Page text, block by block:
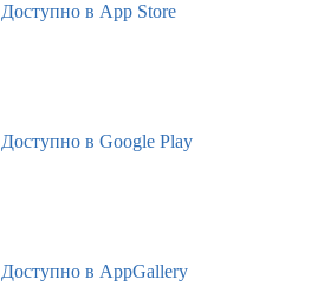
Доступно в App Store
Доступно в Google Play
Доступно в AppGallery